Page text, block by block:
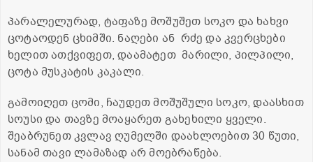
პარალელურად, ტაფაზე მოშუშეთ სოკო და ხახვი
ცოტაოდენ ცხიმში. ნაღები ან რძე და კვერცხები
ხელით ათქვიფეთ, დაამატეთ მარილი, პილპილი,
ცოტა მუსკატის კაკალი.
გამოიღეთ ცომი, ჩაუდეთ მოშუშული სოკო, დაასხით
სოუსი და თავზე მოაყარეთ გახეხილი ყველი.
შეაბრუნეთ კვლავ ღუმელში დაახლოებით 30 წუთი,
სანამ თავი ლამაზად არ მოებრაწება.